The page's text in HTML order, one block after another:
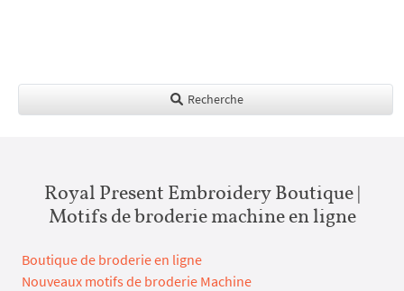
Recherche
Royal Present Embroidery Boutique |
Motifs de broderie machine en ligne
Boutique de broderie en ligne
Nouveaux motifs de broderie Machine